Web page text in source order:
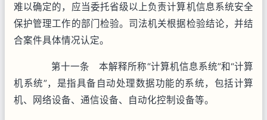
难以确定的，应当委托省级以上负责计算机信息系统安全
保护管理工作的部门检验。司法机关根据检验结论，并结
合案件具体情况认定。
第十一条 本解释所称“计算机信息系统”和“计算
机系统”，是指具备自动处理数据功能的系统，包括计算
机、网络设备、通信设备、自动化控制设备等。